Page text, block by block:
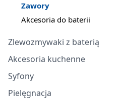
Zawory
Akcesoria do baterii
Zlewozmywaki z baterią
Akcesoria kuchenne
Syfony
Pielęgnacja